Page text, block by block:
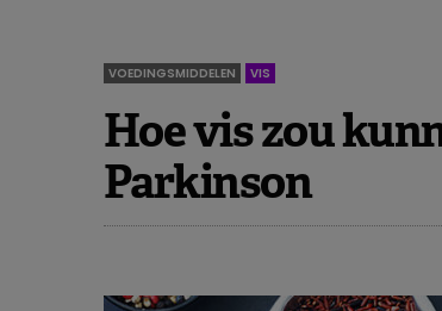
VOEDINGSMIDDELEN VIS
Hoe vis zou
Parkinson